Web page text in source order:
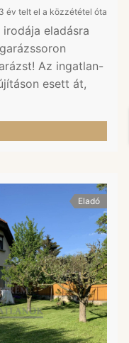
3 év telt el a közzététel óta
eladásra
Az ingatlan-
esett át,
Eladó